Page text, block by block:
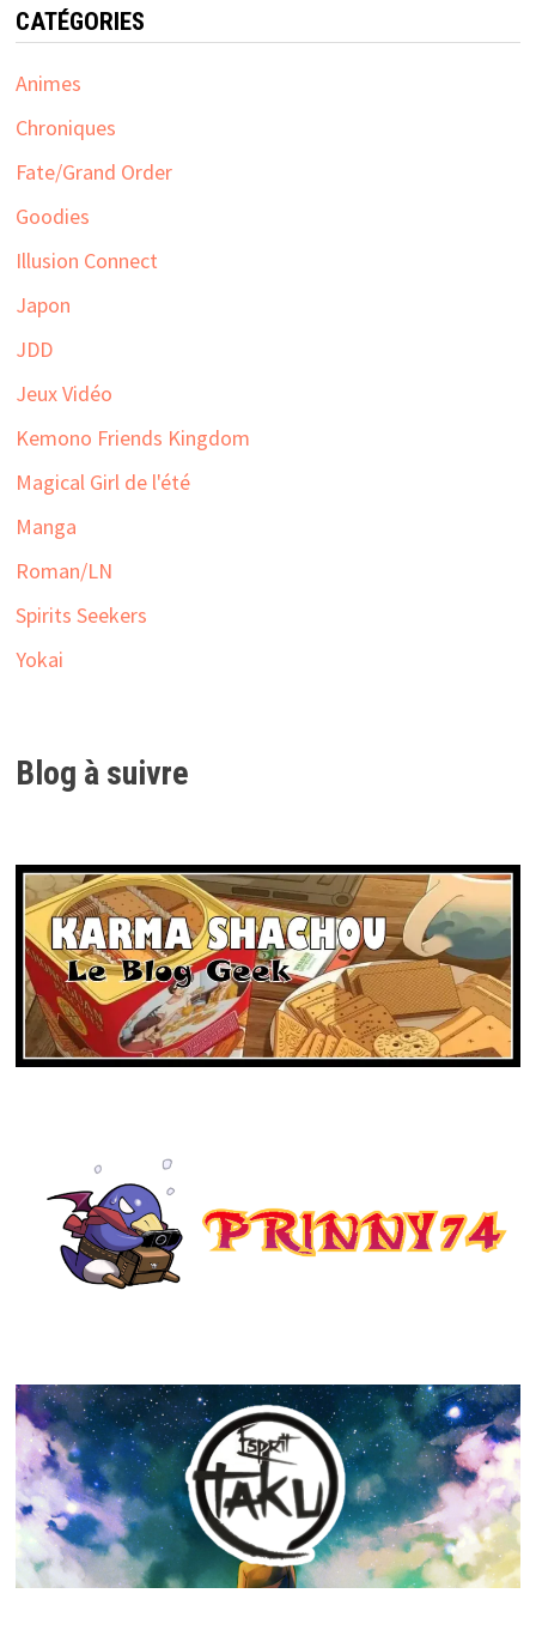
CATÉGORIES
Animes
Chroniques
Fate/Grand Order
Goodies
Illusion Connect
Japon
JDD
Jeux Vidéo
Kemono Friends Kingdom
Magical Girl de l'été
Manga
Roman/LN
Spirits Seekers
Yokai
Blog à suivre